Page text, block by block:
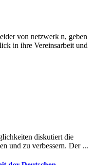
von netzwerk n, geben
in ihre Vereinsarbeit und
diskutiert die
und zu verbessern. Der ...